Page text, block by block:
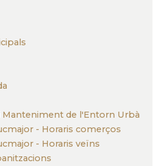
Manteniment de l'Entorn Urbà
- Horaris comerços
- Horaris veïns